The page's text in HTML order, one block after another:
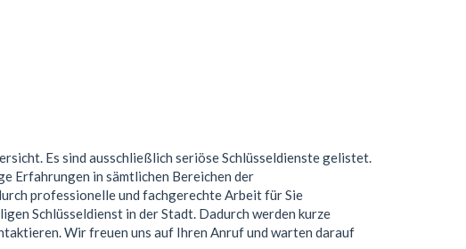
Es sind ausschließlich seriöse Schlüsseldienste gelistet.
Erfahrungen in sämtlichen Bereichen der
professionelle und fachgerechte Arbeit für Sie
Schlüsseldienst in der Stadt. Dadurch werden kurze
Wir freuen uns auf Ihren Anruf und warten darauf